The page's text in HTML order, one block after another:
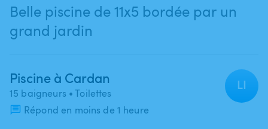
Belle piscine de 11x5 bordée par un
grand jardin
Piscine à Cardan
15 baigneurs • Toilettes
Répond en moins de 1 heure
LI